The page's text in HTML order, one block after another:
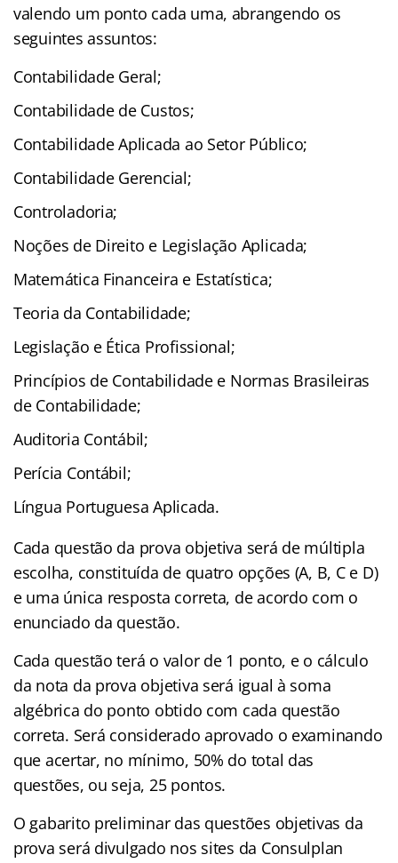
valendo um ponto cada uma, abrangendo os
seguintes assuntos:
Contabilidade Geral;
Contabilidade de Custos;
Contabilidade Aplicada ao Setor Público;
Contabilidade Gerencial;
Controladoria;
Noções de Direito e Legislação Aplicada;
Matemática Financeira e Estatística;
Teoria da Contabilidade;
Legislação e Ética Profissional;
Princípios de Contabilidade e Normas Brasileiras
de Contabilidade;
Auditoria Contábil;
Perícia Contábil;
Língua Portuguesa Aplicada.
Cada questão da prova objetiva será de múltipla
escolha, constituída de quatro opções (A, B, C e D)
e uma única resposta correta, de acordo com o
enunciado da questão.
Cada questão terá o valor de 1 ponto, e o cálculo
da nota da prova objetiva será igual à soma
algébrica do ponto obtido com cada questão
correta. Será considerado aprovado o examinando
que acertar, no mínimo, 50% do total das
questões, ou seja, 25 pontos.
O gabarito preliminar das questões objetivas da
prova será divulgado nos sites da Consulplan